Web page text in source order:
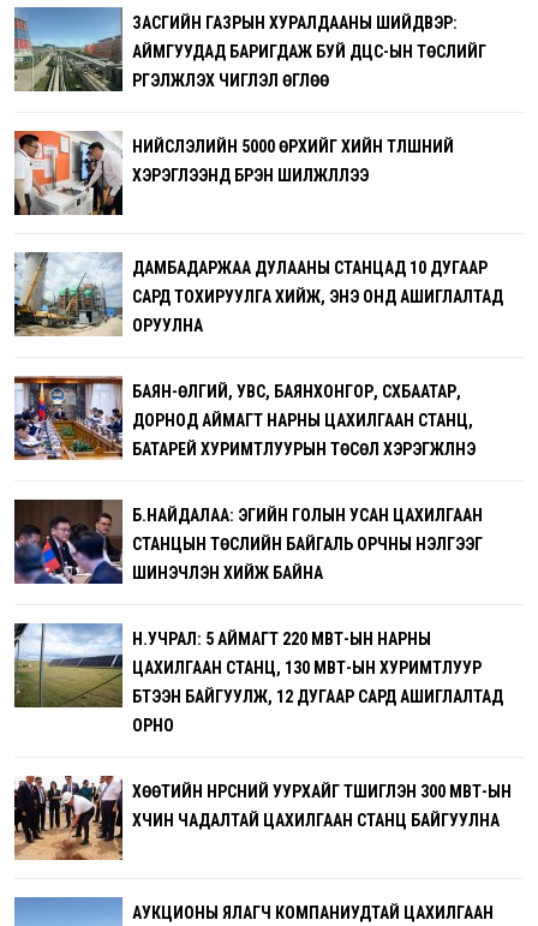
ЗАСГИЙН ГАЗРЫН ХУРАЛДААНЫ ШИЙДВЭР:
АЙМГУУДАД БАРИГДАЖ БУЙ ДЦС-ЫН ТӨСЛИЙГ
ҮРГЭЛЖҮҮЛЭХ ЧИГЛЭЛ ӨГЛӨӨ
НИЙСЛЭЛИЙН 5000 ӨРХИЙГ ХИЙН ТҮЛШНИЙ
ХЭРЭГЛЭЭНД БҮРЭН ШИЛЖҮҮЛЛЭЭ
ДАМБАДАРЖАА ДУЛААНЫ СТАНЦАД 10 ДУГААР
САРД ТОХИРУУЛГА ХИЙЖ, ЭНЭ ОНД АШИГЛАЛТАД
ОРУУЛНА
БАЯН-ӨЛГИЙ, УВС, БАЯНХОНГОР, СҮХБААТАР,
ДОРНОД АЙМАГТ НАРНЫ ЦАХИЛГААН СТАНЦ,
БАТАРЕЙ ХУРИМТЛУУРЫН ТӨСӨЛ ХЭРЭГЖҮҮЛНЭ
Б.НАЙДАЛАА: ЭГИЙН ГОЛЫН УСАН ЦАХИЛГААН
СТАНЦЫН ТӨСЛИЙН БАЙГАЛЬ ОРЧНЫ ҮНЭЛГЭЭГ
ШИНЭЧЛЭН ХИЙЖ БАЙНА
Н.УЧРАЛ: 5 АЙМАГТ 220 МВТ-ЫН НАРНЫ
ЦАХИЛГААН СТАНЦ, 130 МВТ-ЫН ХУРИМТЛУУР
БҮТЭЭН БАЙГУУЛЖ, 12 ДУГААР САРД АШИГЛАЛТАД
ОРНО
ХӨӨТИЙН НҮҮРСНИЙ УУРХАЙГ ТҮШИГЛЭН 300 МВТ-ЫН
ХҮЧИН ЧАДАЛТАЙ ЦАХИЛГААН СТАНЦ БАЙГУУЛНА
АУКЦИОНЫ ЯЛАГЧ КОМПАНИУДТАЙ ЦАХИЛГААН